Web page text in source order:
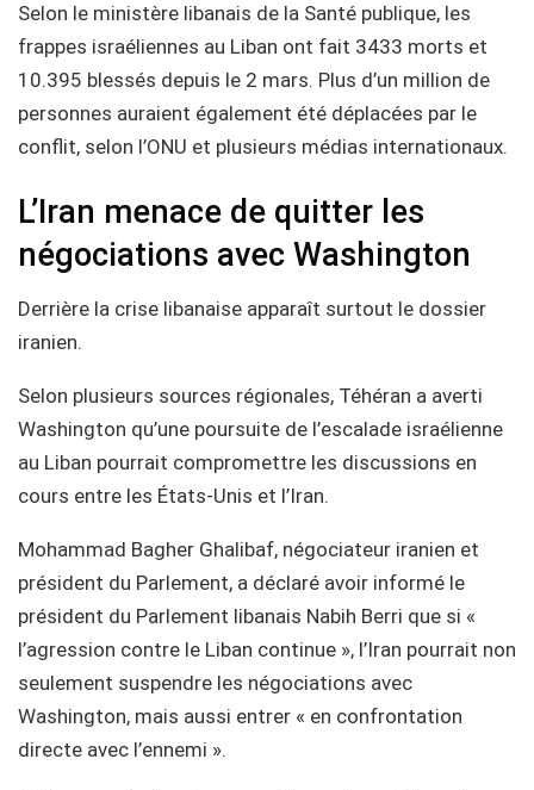
Selon le ministère libanais de la Santé publique, les
frappes israéliennes au Liban ont fait 3433 morts et
10.395 blessés depuis le 2 mars. Plus d’un million de
personnes auraient également été déplacées par le
conflit, selon l’ONU et plusieurs médias internationaux.
L’Iran menace de quitter les
négociations avec Washington
Derrière la crise libanaise apparaît surtout le dossier
iranien.
Selon plusieurs sources régionales, Téhéran a averti
Washington qu’une poursuite de l’escalade israélienne
au Liban pourrait compromettre les discussions en
cours entre les États-Unis et l’Iran.
Mohammad Bagher Ghalibaf, négociateur iranien et
président du Parlement, a déclaré avoir informé le
président du Parlement libanais Nabih Berri que si «
l’agression contre le Liban continue », l’Iran pourrait non
seulement suspendre les négociations avec
Washington, mais aussi entrer « en confrontation
directe avec l’ennemi ».